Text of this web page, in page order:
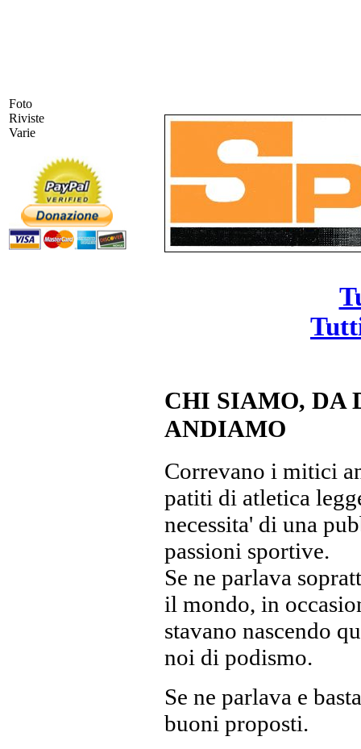
Foto
Riviste
Varie
CHI SIAMO, DA
ANDIAMO
Correvano i mitici
patiti di atletica
necessita' di una
passioni sportive.
Se ne parlava
il mondo, in
stavano nascendo
noi di podismo.
Se ne parlava e
buoni proposti.